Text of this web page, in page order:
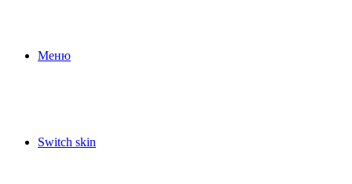
Меню
Switch skin